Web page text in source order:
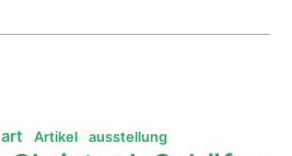
art Artikel ausstellung